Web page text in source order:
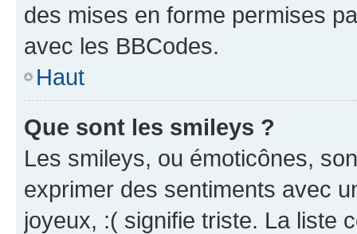
des mises en forme permises
avec les BBCodes.
Haut
Que sont les smileys ?
Les smileys, ou émoticônes,
exprimer des sentiments avec
joyeux, :( signifie triste. La liste